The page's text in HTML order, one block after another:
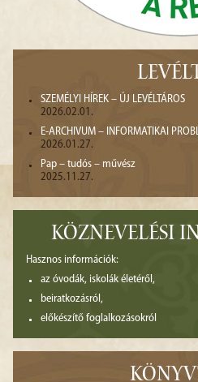
SZEMÉLYI HÍREK – ÚJ LEVÉLTÁROS
2026.02.01.
E-ARCHIVUM – INFORMATIKAI
2026.01.27.
Pap – tudós – művész
2025.11.27.
KÖZNEVELÉSI
Hasznos információk:
az óvodák, iskolák életéről,
beiratkozásról,
előkészítő foglalkozásokról